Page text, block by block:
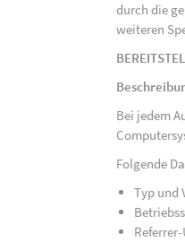
durch die
weiteren
Bei jedem
Folgende
Typ und